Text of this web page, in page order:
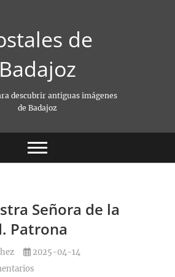
de
Badajoz
descubrir antiguas imágenes
de Badajoz
Señora de la
Patrona
2025-04-14